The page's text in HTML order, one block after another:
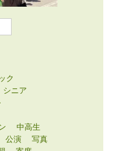
ク
シニア
中高生
公演
写真